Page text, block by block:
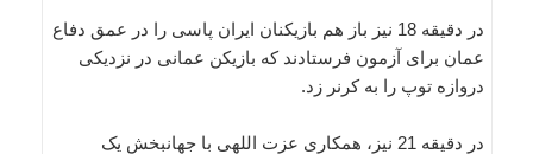
در دقیقه 18 نیز باز هم بازیکنان ایران پاسی را در عمق دفاع
عمان برای آزمون فرستادند که بازیکن عمانی در نزدیکی
دروازه توپ را به کرنر زد.
در دقیقه 21 نیز، همکاری عزت اللهی با جهانبخش یک